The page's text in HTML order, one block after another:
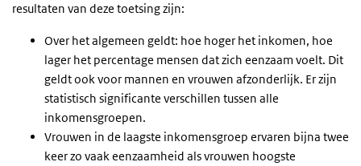
resultaten van deze toetsing zijn:
Over het algemeen geldt: hoe hoger het inkomen, hoe
lager het percentage mensen dat zich eenzaam voelt. Dit
geldt ook voor mannen en vrouwen afzonderlijk. Er zijn
statistisch significante verschillen tussen alle
inkomensgroepen.
Vrouwen in de laagste inkomensgroep ervaren bijna twee
keer zo vaak eenzaamheid als vrouwen hoogste